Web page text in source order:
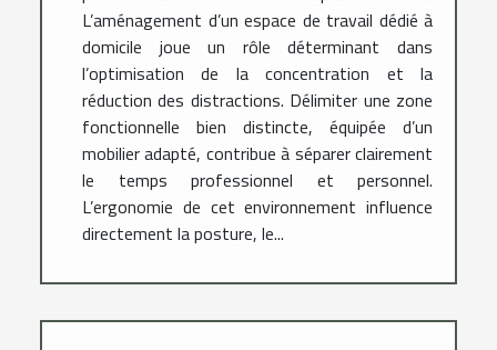
L’aménagement d’un espace de travail dédié à
domicile joue un rôle déterminant dans
l’optimisation de la concentration et la
réduction des distractions. Délimiter une zone
fonctionnelle bien distincte, équipée d’un
mobilier adapté, contribue à séparer clairement
le temps professionnel et personnel.
L’ergonomie de cet environnement influence
directement la posture, le...